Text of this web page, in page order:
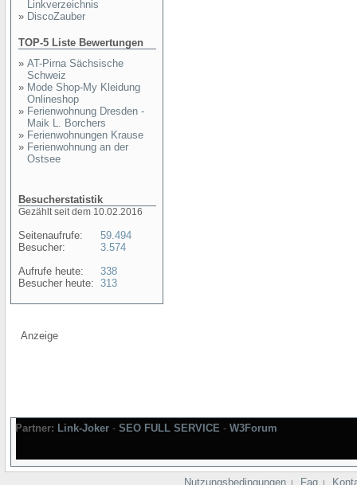
Linkverzeichnis
» DiscoZauber
TOP-5 Liste Bewertungen
» AT-Pirna Sächsische
Schweiz
» Mode Shop-My Kleidung
Onlineshop
» Ferienwohnung Dresden -
Maik L. Borchers
» Ferienwohnungen Krause
» Ferienwohnung an der
Ostsee
Besucherstatistik
Gezählt seit dem 10.02.2016
Seitenaufrufe:
Besucher:
Aufrufe heute:
Besucher heute:
59.494
3.574
338
313
Anzeige
Partner: Link-Joker - SEO FULL SERVICE - W3Forum
Nutzungsbedingungen | Faq |